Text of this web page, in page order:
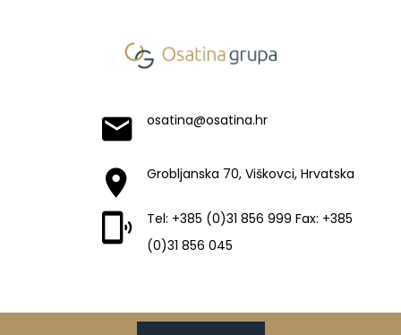
osatina@osatina.hr
Grobljanska 70, Viškovci, Hrvatska
Tel: +385 (0)31 856 999 Fax: +385
(0)31 856 045